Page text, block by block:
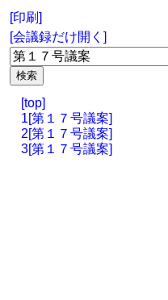
[印刷]
[会議録だけ開く]
[top]
1[第１７号議案]
2[第１７号議案]
3[第１７号議案]